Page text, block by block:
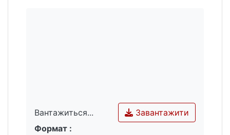
Вантажиться...
Вантажиться...
Завантажити
Формат :